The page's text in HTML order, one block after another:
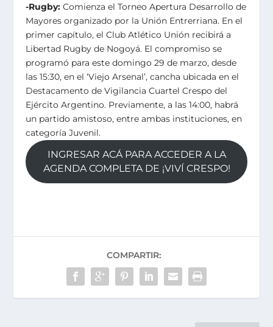
-Rugby: Comienza el Torneo Apertura Desarrollo de
Mayores organizado por la Unión Entrerriana. En el
primer capítulo, el Club Atlético Unión recibirá a
Libertad Rugby de Nogoyá. El compromiso se
programó para este domingo 29 de marzo, desde
las 15:30, en el ‘Viejo Arsenal’, cancha ubicada en el
Destacamento de Vigilancia Cuartel Crespo del
Ejército Argentino. Previamente, a las 14:00, habrá
un partido amistoso, entre ambas instituciones, en
categoría Juvenil.
INGRESAR ACÁ PARA ACCEDER A LA
AGENDA COMPLETA DE ¡VIVÍ CRESPO!
COMPARTIR: